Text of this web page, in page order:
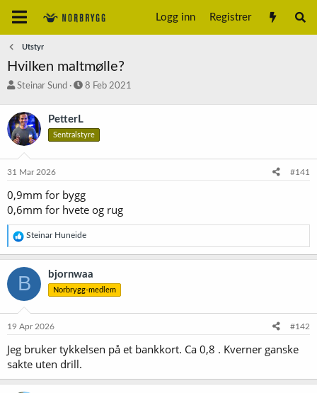
Logg inn Registrer
Utstyr
Hvilken maltmølle?
T
å
d
s
a
e
r
Steinar Sund
S
t
a
8 Feb 2021
PetterL
Sentralstyre
31 Mar 2026 #141
0,9mm for bygg
0,6mm for hvete og rug
R
e
a
k
s
j
o
e
:
Steinar Huneide
B bjornwaa
Norbrygg-medlem
19 Apr 2026 #142
Jeg bruker tykkelsen på et bankkort. Ca 0,8 . Kverner ganske
sakte uten drill.